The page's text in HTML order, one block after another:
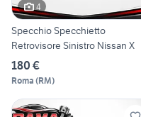
4
Specchio Specchietto
Retrovisore Sinistro Nissan X
180 €
Roma (RM)